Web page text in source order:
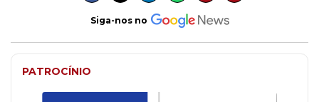
Siga-nos no
PATROCÍNIO